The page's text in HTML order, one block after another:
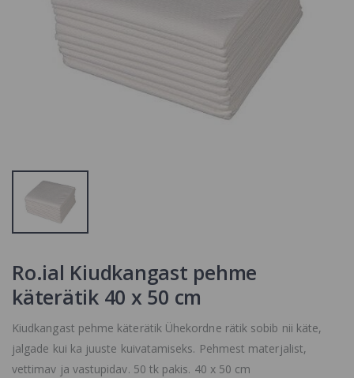
Ro.ial Kiudkangast pehme
käterätik 40 x 50 cm
Kiudkangast pehme käterätik Ühekordne rätik sobib nii käte,
jalgade kui ka juuste kuivatamiseks. Pehmest materjalist,
vettimav ja vastupidav. 50 tk pakis. 40 x 50 cm
salvrätikud, V
210tk. 21x22cm
kaitsekrae,
ItalWax Hot Film
Valge šokolaad
15.4 €
Ro.ial Rullikuga
Vahapadrun
Tundlikule